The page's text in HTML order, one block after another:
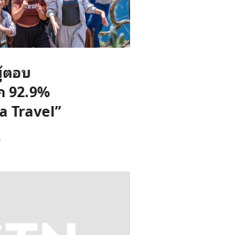
ตอบ
92.9%
Travel”